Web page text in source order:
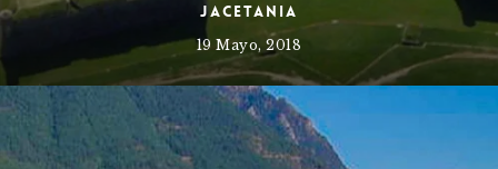
Jacetania
19 Mayo, 2018